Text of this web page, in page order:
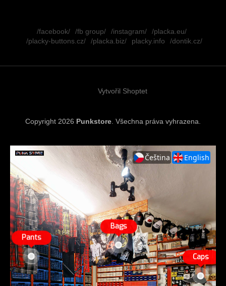
/facebook/ /fb group/ /instagram/
/placka.eu/
/placky-buttons.cz/
/placka.biz/ placky.info /dontik.cz/
Vytvořil Shoptet
Copyright 2026 Punkstore . Všechna práva vyhrazena.